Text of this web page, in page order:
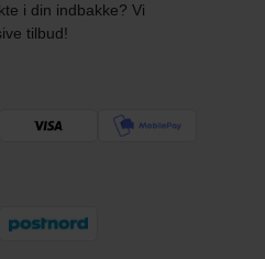
i din indbakke? Vi
tilbud!